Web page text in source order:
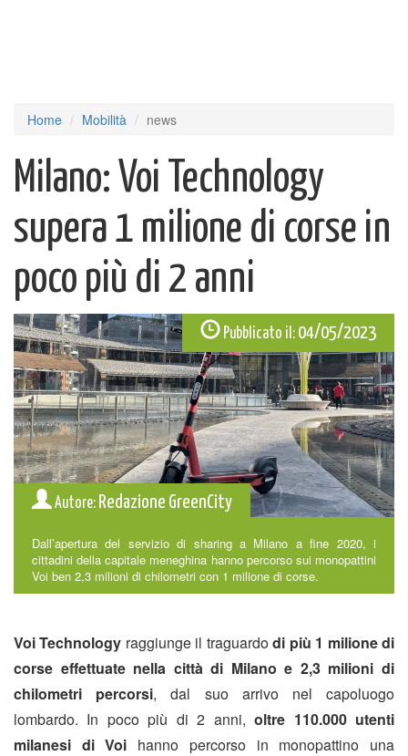
Home Mobilità news
Milano: Voi Technology
supera 1 milione di corse in
poco più di 2 anni
Pubblicato il: 04/05/2023
Autore: Redazione GreenCity
Dall’apertura del servizio di sharing a Milano a fine 2020, i
cittadini della capitale meneghina hanno percorso sui monopattini
Voi ben 2,3 milioni di chilometri con 1 milione di corse.
Voi Technology raggiunge il traguardodi più 1 milione di
corse effettuate nella città di Milano e 2,3 milioni di
chilometri percorsi, dal suo arrivo nel capoluogo
lombardo. In poco più di 2 anni,oltre 110.000 utenti
milanesi di Voi hanno percorso in monopattino una